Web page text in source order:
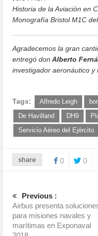
Historia de la Aviación en
Monografía Bristol M1C
Agradecemos la gran
entregó don Alberto
investigador aeronáutico
Tags: Alfredo Leigh
De Havilland
DH9
Servicio Aéreo del Ejército
share 0 0
Previous :
Airbus presenta
para misiones navales y
marítimas en Exponaval